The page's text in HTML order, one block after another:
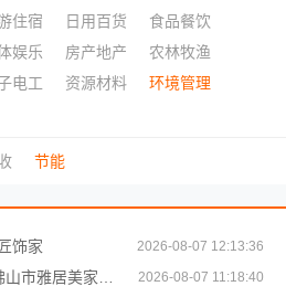
住宿 日用百货
食品餐饮
娱乐 房产地产
农林牧渔
电工 资源材料
环境管理
节能
饰家 2026-08-07 12:13:36
2026-08-07 11:18:40